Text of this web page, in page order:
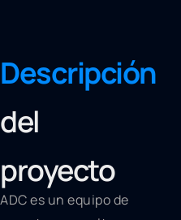
Descripción
del
proyecto
ADC es un equipo de